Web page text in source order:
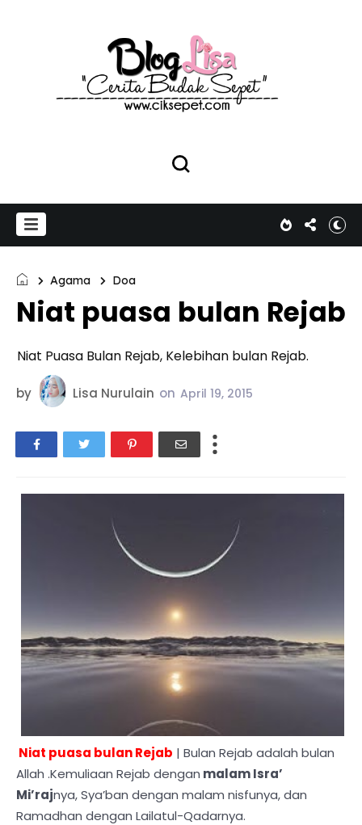
Agama Doa
Niat puasa bulan Rejab
Niat Puasa Bulan Rejab, Kelebihan bulan Rejab.
by Lisa Nurulain on April 19, 2015
Niat puasa bulan Rejab | Bulan Rejab adalah bulan
Allah .Kemuliaan Rejab dengan malam Isra’
Mi’rajnya, Sya’ban dengan malam nisfunya, dan
Ramadhan dengan Lailatul-Qadarnya.